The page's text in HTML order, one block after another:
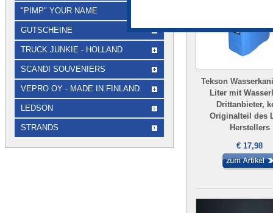
Tekson
Liter mit
Drittanbieter,
Originalteil des
Herstellers
€ 17,98
"PIMP" YOUR NAME
GUTSCHEINE
TRUCK JUNKIE - HOLLAND
SCANDI SOUVENIERS
VEPRO OY - MADE IN FINLAND
LEDSON
STRANDS